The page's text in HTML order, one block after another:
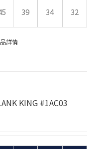
39 34 32
詳情
KING #1AC03